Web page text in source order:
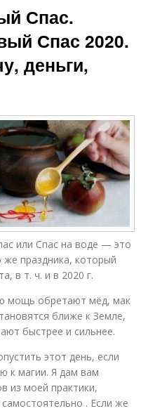
Спас.
Спас 2020.
деньги,
или Спас на воде — это
же праздника, который
в т. ч. и в 2020 г.
мощь обретают мёд, мак
ближе к Земле,
быстрее и сильнее.
этот день, если
к магии. Я дам вам
из моей практики,
. Если же